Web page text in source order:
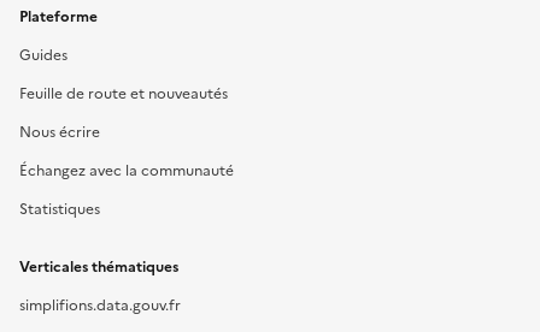
Plateforme
Guides
Feuille de route et nouveautés
Nous écrire
Échangez avec la communauté
Statistiques
Verticales thématiques
simplifions.data.gouv.fr